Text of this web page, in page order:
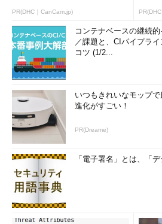
PR(DHC｜CanCam.jp)
コンテナベースの継続
／課題と、CIパイプラ
コツ (1/2...
いつもきれいなモップ
進化がすごい！
PR(Dreame)
「電子署名」とは、「